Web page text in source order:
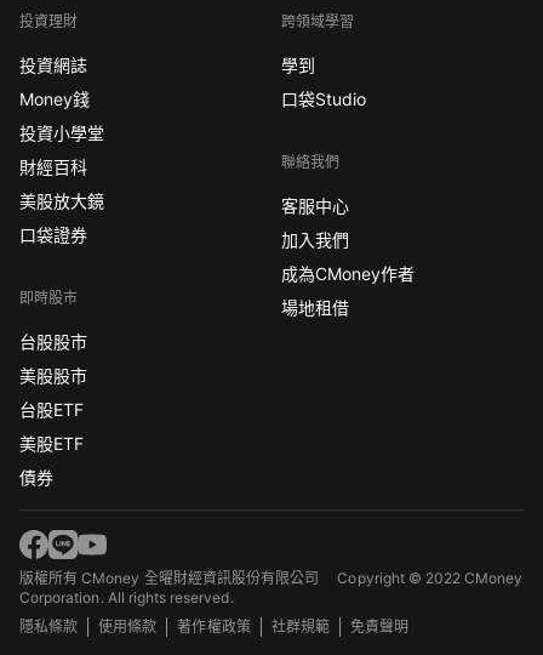
投資理財
投資網誌
Money錢
投資小學堂
財經百科
美股放大鏡
口袋證券
即時股市
台股股市
美股股市
台股ETF
美股ETF
債券
跨領域學習
學到
口袋Studio
聯絡我們
客服中心
加入我們
成為CMoney作者
場地租借
版權所有 CMoney 全曜財經資訊股份有限公司Copyright © 2022 CMoney
Corporation. All rights reserved.
隱私條款
使用條款 著作權政策 社群規範 免責聲明